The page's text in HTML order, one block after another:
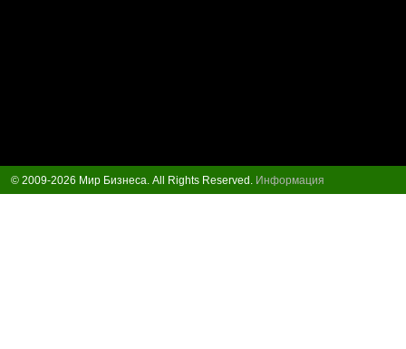
© 2009-2026 Мир Бизнеса. All Rights Reserved. Информация